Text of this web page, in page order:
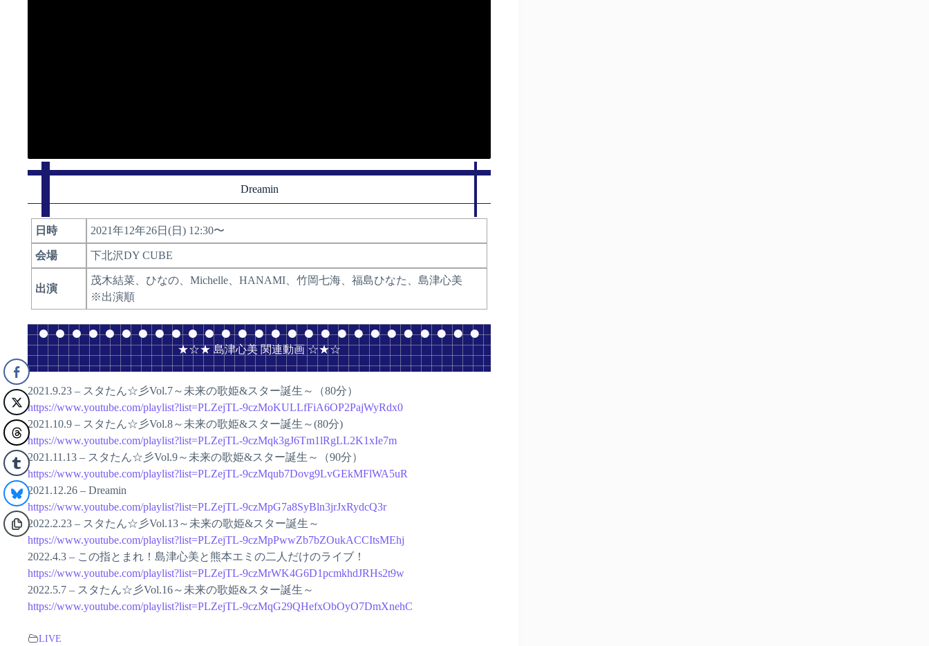
Dreamin
日時 2021年12年26日(日) 12:30〜
会場 下北沢DY CUBE
出演
茂木結菜、ひなの、Michelle、HANAMI、竹岡七海、福島ひなた、島津心美
※出演順
★☆★ 島津心美 関連動画 ☆★☆
2021.9.23 – スタたん☆彡Vol.7～未来の歌姫&スター誕生～（80分）
https://www.youtube.com/playlist?list=PLZejTL-9czMoKULLfFiA6OP2PajWyRdx0
2021.10.9 – スタたん☆彡Vol.8～未来の歌姫&スター誕生～(80分)
https://www.youtube.com/playlist?list=PLZejTL-9czMqk3gJ6Tm1lRgLL2K1xIe7m
2021.11.13 – スタたん☆彡Vol.9～未来の歌姫&スター誕生～（90分）
https://www.youtube.com/playlist?list=PLZejTL-9czMqub7Dovg9LvGEkMFlWA5uR
2021.12.26 – Dreamin
https://www.youtube.com/playlist?list=PLZejTL-9czMpG7a8SyBln3jrJxRydcQ3r
2022.2.23 – スタたん☆彡Vol.13～未来の歌姫&スター誕生～
https://www.youtube.com/playlist?list=PLZejTL-9czMpPwwZb7bZOukACCItsMEhj
2022.4.3 – この指とまれ！島津心美と熊本エミの二人だけのライブ！
https://www.youtube.com/playlist?list=PLZejTL-9czMrWK4G6D1pcmkhdJRHs2t9w
2022.5.7 – スタたん☆彡Vol.16～未来の歌姫&スター誕生～
https://www.youtube.com/playlist?list=PLZejTL-9czMqG29QHefxObOyO7DmXnehC
LIVE